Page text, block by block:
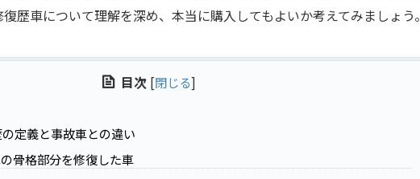
歴車について理解を深め、本当に購入してもよいか考えてみましょう。
目次 [閉じる]
定義と事故車との違い
骨格部分を修復した車